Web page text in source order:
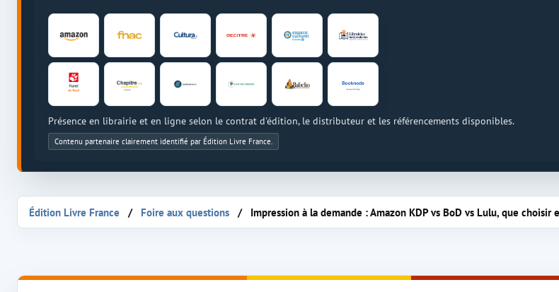
Présence en librairie et en ligne selon le contrat d'édition, le distributeur et les référencements disponibles.
Contenu partenaire clairement identifié par Édition Livre France.
Édition Livre France Foire aux questions Impression à la demande : Amazon KDP vs BoD vs Lulu, que choisir